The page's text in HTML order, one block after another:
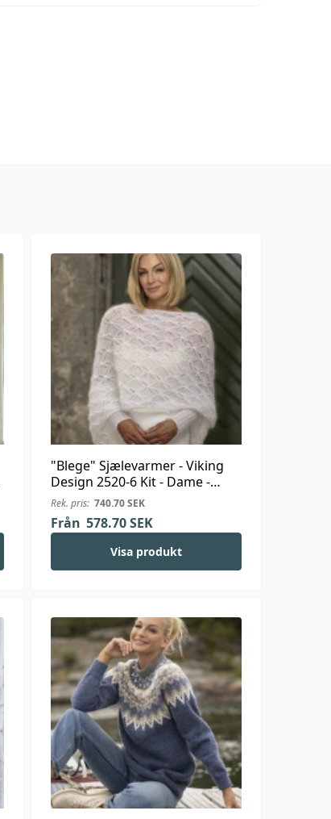
"Blege" Sjælevarmer - Viking
Design 2520-6 Kit - Dame -
Viking Kid-Silk
Rek. pris: 740.70SEK
Från 578.70SEK
Visa produkt